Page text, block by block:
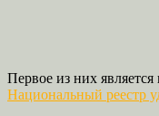
Первое из них
Национальный реестр